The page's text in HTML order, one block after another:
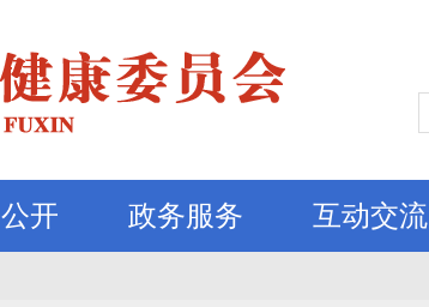
开 政务服务 互动交流